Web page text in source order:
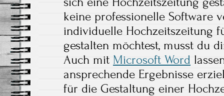
keine professionelle Software
individuelle Hochzeitszeitung
gestalten möchtest, musst du
Auch mit Microsoft Word
ansprechende Ergebnisse
für die Gestaltung einer